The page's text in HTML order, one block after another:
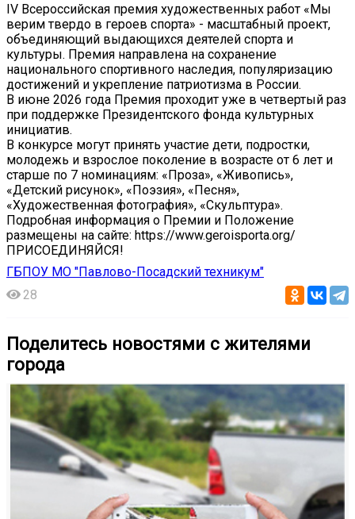
IV Всероссийская премия художественных работ «Мы
верим твердо в героев спорта» - масштабный проект,
объединяющий выдающихся деятелей спорта и
культуры. Премия направлена на сохранение
национального спортивного наследия, популяризацию
достижений и укрепление патриотизма в России.
В июне 2026 года Премия проходит уже в четвертый раз
при поддержке Президентского фонда культурных
инициатив.
В конкурсе могут принять участие дети, подростки,
молодежь и взрослое поколение в возрасте от 6 лет и
старше по 7 номинациям: «Проза», «Живопись»,
«Детский рисунок», «Поэзия», «Песня»,
«Художественная фотография», «Скульптура».
Подробная информация о Премии и Положение
размещены на сайте: https://www.geroisporta.org/
ПРИСОЕДИНЯЙСЯ!
ГБПОУ МО "Павлово-Посадский техникум"
28
Поделитесь новостями с жителями
города